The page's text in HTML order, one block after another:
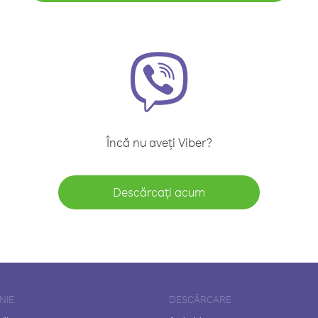
Încă nu aveți Viber?
Descărcați acum
DESCĂRCARE